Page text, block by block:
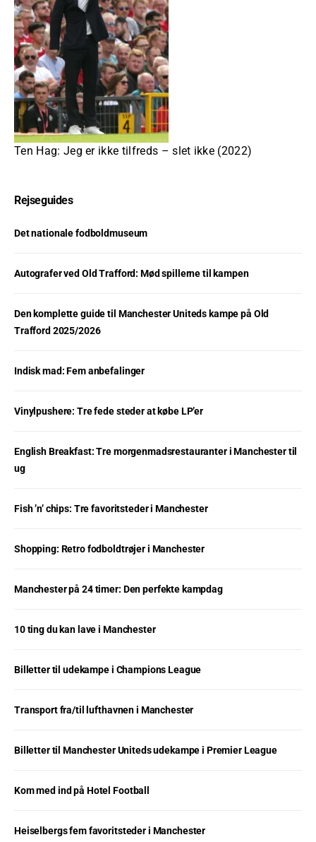
Ten Hag: Jeg er ikke tilfreds – slet ikke (2022)
Rejseguides
Det nationale fodboldmuseum
Autografer ved Old Trafford: Mød spillerne til kampen
Den komplette guide til Manchester Uniteds kampe på Old
Trafford 2025/2026
Indisk mad: Fem anbefalinger
Vinylpushere: Tre fede steder at købe LP’er
English Breakfast: Tre morgenmadsrestauranter i Manchester til
ug
Fish ’n’ chips: Tre favoritsteder i Manchester
Shopping: Retro fodboldtrøjer i Manchester
Manchester på 24 timer: Den perfekte kampdag
10 ting du kan lave i Manchester
Billetter til udekampe i Champions League
Transport fra/til lufthavnen i Manchester
Billetter til Manchester Uniteds udekampe i Premier League
Kom med ind på Hotel Football
Heiselbergs fem favoritsteder i Manchester